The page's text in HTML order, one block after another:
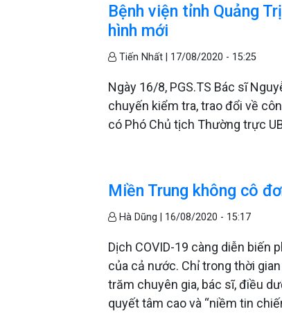
Bệnh viện tỉnh Quảng
hình mới
Tiến Nhất | 17/08/2020 - 15:25
Ngày 16/8, PGS.TS Bác sĩ
chuyến kiểm tra, trao đổi về
có Phó Chủ tịch Thường trực
Miền Trung không cô
Hà Dũng | 16/08/2020 - 15:17
Dịch COVID-19 càng diễn biến
của cả nước. Chỉ trong thời
trăm chuyên gia, bác sĩ, điều
quyết tâm cao và “niềm tin